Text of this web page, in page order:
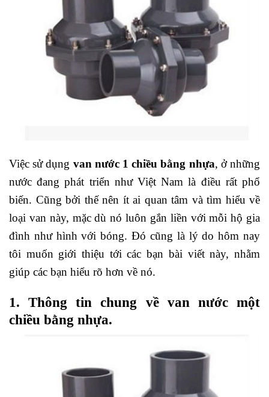
Việc sử dụng van nước 1 chiều bằng nhựa, ở những
nước đang phát triển như Việt Nam là điều rất phổ
biến. Cũng bởi thế nên ít ai quan tâm và tìm hiểu về
loại van này, mặc dù nó luôn gắn liền với mỗi hộ gia
đình như hình với bóng. Đó cũng là lý do hôm nay
tôi muốn giới thiệu tới các bạn bài viết này, nhằm
giúp các bạn hiểu rõ hơn về nó.
1. Thông tin chung về van nước một
chiều bằng nhựa.